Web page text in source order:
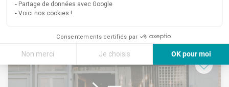
Partage de données avec Google
Voici nos cookies !
Consentements certifiés par
Non merci Je choisis
OK pour moi
Axeptio consent
Plateforme de Gestion du Consentement : Personnalisez vos Options
exceptionnelle
Rare opportunité en plein centre de Bourgoin-Jallieu :
des artères les plus dynamiques et commerçantes de la ville.
Implanté au cœur de la rue piétonne, il bénéficie d'un flux
constant de piétons, offrant un cadre stratégique pour toute
activité commerciale ou professionnelle.
Commerçant, entrepreneur ou investisseur, ce bien